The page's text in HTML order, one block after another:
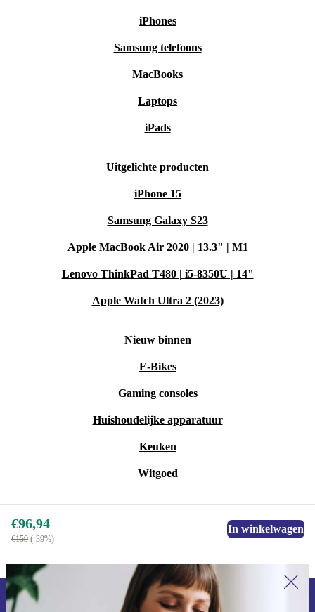
iPhones
Samsung telefoons
MacBooks
Laptops
iPads
Uitgelichte producten
iPhone 15
Samsung Galaxy S23
Apple MacBook Air 2020 | 13.3" | M1
Lenovo ThinkPad T480 | i5-8350U | 14"
Apple Watch Ultra 2 (2023)
Nieuw binnen
E-Bikes
Gaming consoles
Huishoudelijke apparatuur
Keuken
Witgoed
€96,94
€159 (-39%)
In winkelwagen
Meld je aan voor onze nieuwsbrief en